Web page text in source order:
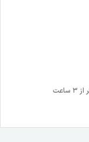
با امکان ارسال اکسپرس، سفارش خود را در کمتر از ۳ ساعت